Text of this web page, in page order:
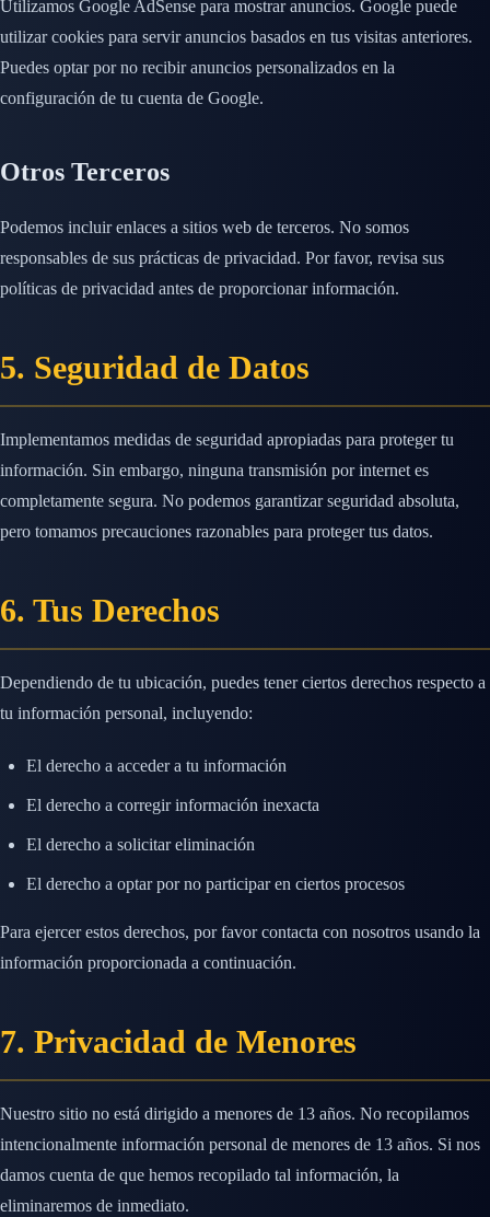
Utilizamos Google AdSense para mostrar anuncios. Google puede
utilizar cookies para servir anuncios basados en tus visitas anteriores.
Puedes optar por no recibir anuncios personalizados en la
configuración de tu cuenta de Google.
Otros Terceros
Podemos incluir enlaces a sitios web de terceros. No somos
responsables de sus prácticas de privacidad. Por favor, revisa sus
políticas de privacidad antes de proporcionar información.
5. Seguridad de Datos
Implementamos medidas de seguridad apropiadas para proteger tu
información. Sin embargo, ninguna transmisión por internet es
completamente segura. No podemos garantizar seguridad absoluta,
pero tomamos precauciones razonables para proteger tus datos.
6. Tus Derechos
Dependiendo de tu ubicación, puedes tener ciertos derechos respecto a
tu información personal, incluyendo:
El derecho a acceder a tu información
El derecho a corregir información inexacta
El derecho a solicitar eliminación
El derecho a optar por no participar en ciertos procesos
Para ejercer estos derechos, por favor contacta con nosotros usando la
información proporcionada a continuación.
7. Privacidad de Menores
Nuestro sitio no está dirigido a menores de 13 años. No recopilamos
intencionalmente información personal de menores de 13 años. Si nos
damos cuenta de que hemos recopilado tal información, la
eliminaremos de inmediato.